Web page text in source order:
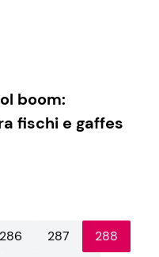
boom:
fischi e gaffes
286 287
288